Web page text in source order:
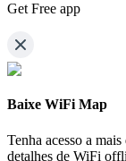
Get Free app
Baixe WiFi Map
Tenha acesso a mais
detalhes de WiFi